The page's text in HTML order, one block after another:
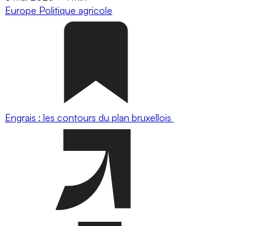
Europe Politique agricole
Engrais : les contours du plan bruxellois